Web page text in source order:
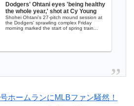
Dodgers' Ohtani eyes 'being healthy
the whole year,' shot at Cy Young
Shohei Ohtani's 27-pitch mound session at
the Dodgers' sprawling complex Friday
morning marked the start of spring train...
ホームランにMLBファン騒然！